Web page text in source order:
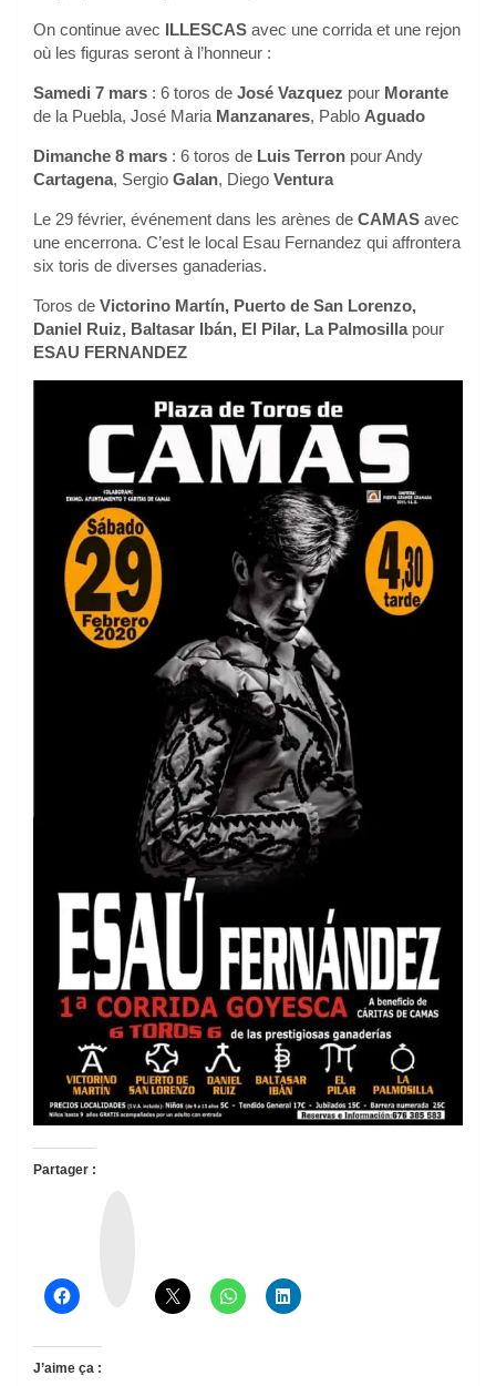
On continue avec ILLESCAS avec une corrida et une rejon
où les figuras seront à l’honneur :
Samedi 7 mars : 6 toros de José Vazquez pour Morante
de la Puebla, José Maria Manzanares, Pablo Aguado
Dimanche 8 mars : 6 toros de Luis Terron pour Andy
Cartagena, Sergio Galan, Diego Ventura
Le 29 février, événement dans les arènes de CAMAS avec
une encerrona. C’est le local Esau Fernandez qui affrontera
six toris de diverses ganaderias.
Toros de Victorino Martín, Puerto de San Lorenzo,
Daniel Ruiz, Baltasar Ibán, El Pilar, La Palmosillapour
ESAU FERNANDEZ
Partager :
J’aime ça :